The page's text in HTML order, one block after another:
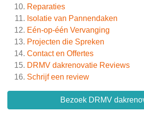
Reparaties
Isolatie van Pannendaken
Eén-op-één Vervanging
Projecten die Spreken
Contact en Offertes
DRMV dakrenovatie Reviews
Schrijf een review
Bezoek DRMV